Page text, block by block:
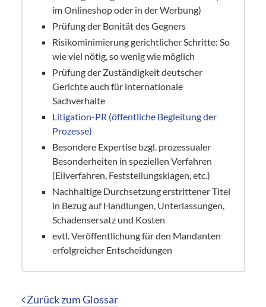
im Onlineshop oder in der Werbung)
Prüfung der Bonität des Gegners
Risikominimierung gerichtlicher Schritte: So
wie viel nötig, so wenig wie möglich
Prüfung der Zuständigkeit deutscher
Gerichte auch für internationale
Sachverhalte
Litigation-PR (öffentliche Begleitung der
Prozesse)
Besondere Expertise bzgl. prozessualer
Besonderheiten in speziellen Verfahren
(Eilverfahren, Feststellungsklagen, etc.)
Nachhaltige Durchsetzung erstrittener Titel
in Bezug auf Handlungen, Unterlassungen,
Schadensersatz und Kosten
evtl. Veröffentlichung für den Mandanten
erfolgreicher Entscheidungen
Zurück zum Glossar